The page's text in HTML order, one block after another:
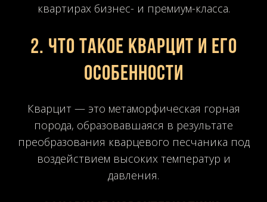
квартирах бизнес- и премиум-класса.
2. Что такое кварцит и его
особенности
Кварцит — это метаморфическая горная
порода, образовавшаяся в результате
преобразования кварцевого песчаника под
воздействием высоких температур и
давления.